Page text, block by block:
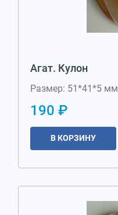
Агат. Кулон
Размер: 51*41*5 мм
190 ₽
В КОРЗИНУ